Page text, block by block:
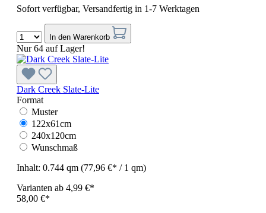
Sofort verfügbar, Versandfertig in 1-7 Werktagen
In den Warenkorb
Nur 64 auf Lager!
Dark Creek Slate-Lite
Format
Muster
122x61cm
240x120cm
Wunschmaß
Inhalt: 0.744 qm (77,96 €* / 1 qm)
Varianten ab 4,99 €*
58,00 €*